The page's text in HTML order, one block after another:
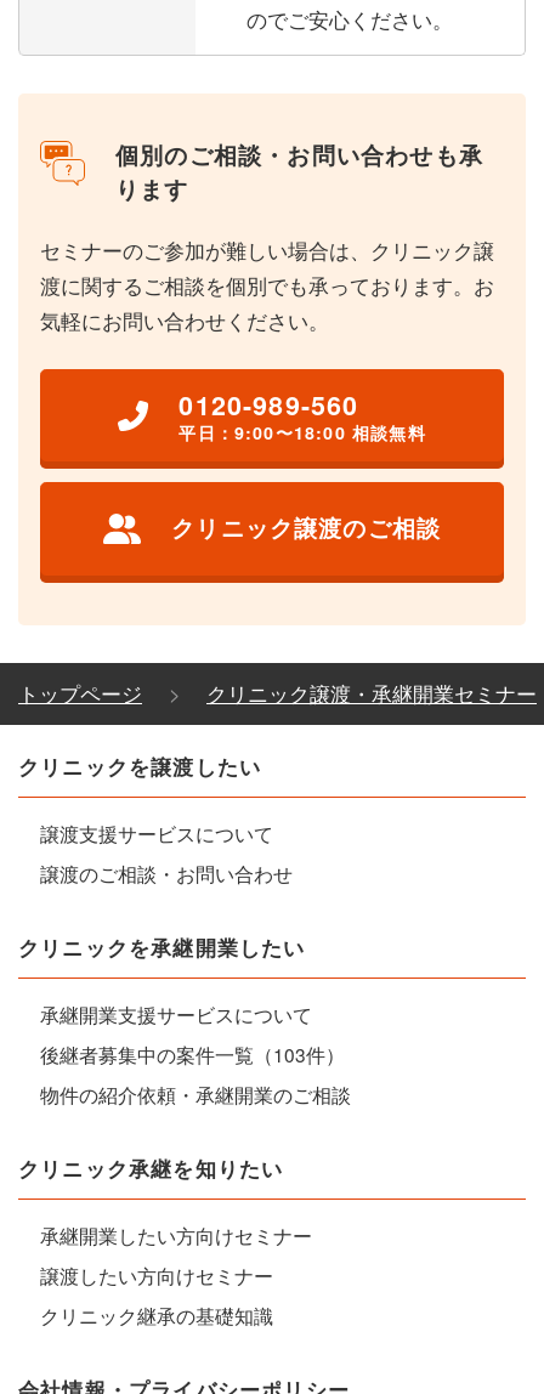
のでご安心ください。
個別のご相談・お問い合わせも承
ります
セミナーのご参加が難しい場合は、クリニック譲
渡に関するご相談を個別でも承っております。お
気軽にお問い合わせください。
0120-989-560
平日：9:00〜18:00 相談無料
クリニック譲渡のご相談
トップページ クリニック譲渡・承継開業セミナー
クリニックを譲渡したい
譲渡支援サービスについて
譲渡のご相談・お問い合わせ
クリニックを承継開業したい
承継開業支援サービスについて
後継者募集中の案件一覧（103件）
物件の紹介依頼・承継開業のご相談
クリニック承継を知りたい
承継開業したい方向けセミナー
譲渡したい方向けセミナー
クリニック継承の基礎知識